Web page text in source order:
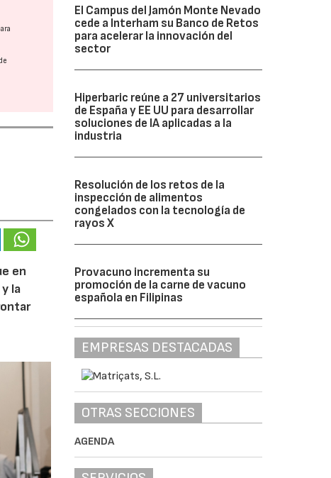
en
la
El Campus del Jamón Monte Nevado
cede a Interham su Banco de Retos
para acelerar la innovación del
sector
Hiperbaric reúne a 27 universitarios
de España y EE UU para desarrollar
soluciones de IA aplicadas a la
industria
Resolución de los retos de la
inspección de alimentos
congelados con la tecnología de
rayos X
Provacuno incrementa su
promoción de la carne de vacuno
española en Filipinas
EMPRESAS DESTACADAS
OTRAS SECCIONES
AGENDA